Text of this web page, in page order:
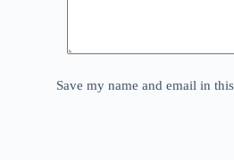
Save my name and email in